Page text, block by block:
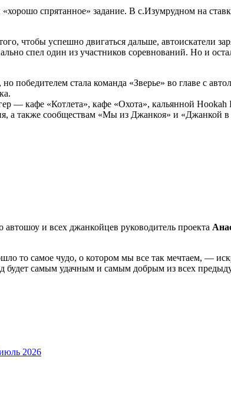
спрятанное» задание. В с.Изумрудном на
чтобы успешно двигаться дальше, автоискатели
спел один из участников соревнований. Но и
но победителем стала команда «Зверье» во главе с
— кафе «Котлета», кафе «Охота», кальянной
а также сообществам «Мы из Джанкоя» и «Джанкой
автошоу и всех джанкойцев руководитель проекта
то самое чудо, о котором мы все так мечтаем, —
будет самым удачным и самым добрым из всех
2026